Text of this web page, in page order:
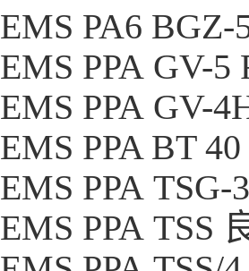
EMS PA6
EMS PPA GV-
EMS PPA GV-
EMS PPA BT
EMS PPA
EMS PPA TSS